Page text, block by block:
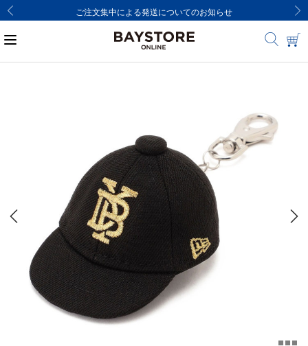
ご注文集中による発送についてのお知らせ